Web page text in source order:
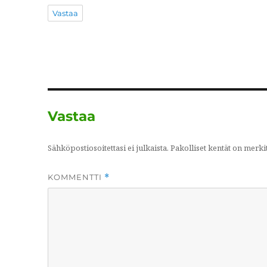
Vastaa
Vastaa
Sähköpostiosoitettasi ei julkaista. Pakolliset kentät on
KOMMENTTI *